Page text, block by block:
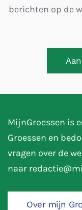
berichten op de
MijnGroessen is
Groessen en
vragen over de
naar
Over mijn